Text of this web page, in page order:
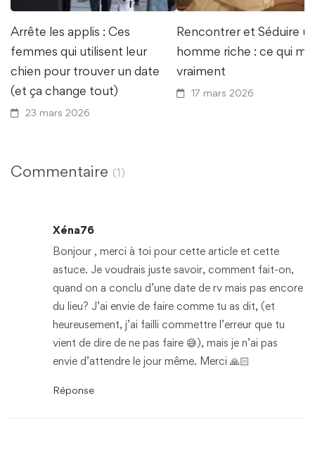
Arrête les applis : Ces
femmes qui utilisent leur
chien pour trouver un date
(et ça change tout)
23 mars 2026
Rencontrer et Séduire
homme riche : ce qui
vraiment
17 mars 2026
Commentaire (1)
Xéna76
Bonjour , merci à toi pour cette article et cette
astuce. Je voudrais juste savoir, comment fait-on,
quand on a conclu d’une date de rv mais pas encore
du lieu? J’ai envie de faire comme tu as dit, (et
heureusement, j’ai failli commettre l’erreur que tu
vient de dire de ne pas faire 😅), mais je n’ai pas
envie d’attendre le jour même. Merci 🙏🏻
Réponse